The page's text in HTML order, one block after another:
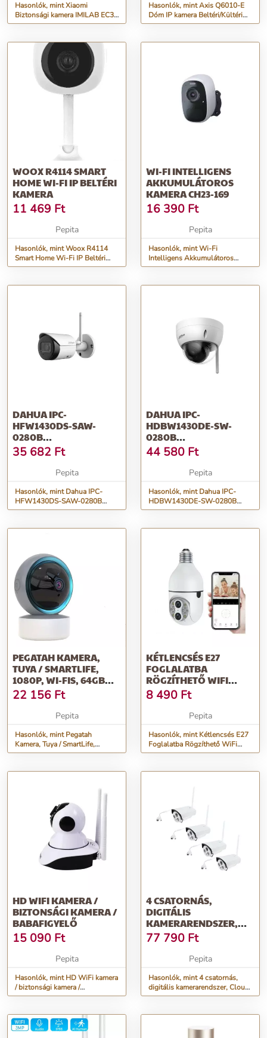
Hasonlók, mint Xiaomi
Biztonsági kamera IMILAB EC3
PRO OUTDOOR CAMERA
Hasonlók, mint Axis Q6010-E
Dóm IP kamera Beltéri/Kültéri
2592 x 1944 px Plafon
WOOX R4114 SMART
HOME WI-FI IP BELTÉRI
KAMERA
11 469 Ft
Pepita
Hasonlók, mint Woox R4114
Smart Home Wi-Fi IP Beltéri
kamera
WI-FI INTELLIGENS
AKKUMULÁTOROS
KAMERA CH23-169
16 390 Ft
Pepita
Hasonlók, mint Wi-Fi
Intelligens Akkumulátoros
Kamera CH23-169
DAHUA IPC-
HFW1430DS-SAW-
0280B
/KÜLTÉRI/4MP/WIFI/2,8MM/IR30M/IP
WI...
35 682 Ft
Pepita
Hasonlók, mint Dahua IPC-
HFW1430DS-SAW-0280B
/kültéri/4MP/Wifi/2,8mm/IR30m/IP
DAHUA IPC-
HDBW1430DE-SW-
0280B
/KÜLTÉRI/4MP/WIFI/
WI...
44 580 Ft
Pepita
Hasonlók, mint Dahua IPC-
HDBW1430DE-SW-0280B
/kültéri/4MP/Wifi/2,8mm/IR30m/IP
PEGATAH KAMERA,
TUYA / SMARTLIFE,
1080P, WI-FIS, 64GB
MEMÓRIAKÁRTYÁVAL
22 156 Ft
Pepita
Hasonlók, mint Pegatah
Kamera, Tuya / SmartLife,
1080p, Wi-Fis, 64GB
KÉTLENCSÉS E27
FOGLALATBA
RÖGZÍTHETŐ WIFI
SMART IP BIZTONSÁGI
KAMERA
8 490 Ft
Pepita
Hasonlók, mint Kétlencsés E27
Foglalatba Rögzíthető WiFi
Smart IP Biztonsági Kamera
HD WIFI KAMERA /
BIZTONSÁGI KAMERA /
BABAFIGYELŐ
15 090 Ft
Pepita
Hasonlók, mint HD WiFi kamera
/ biztonsági kamera /
babafigyelő
4 CSATORNÁS,
DIGITÁLIS
KAMERARENDSZER,
CLOUD FUNKCIÓVAL
77 790 Ft
Pepita
Hasonlók, mint 4 csatornás,
digitális kamerarendszer, Cloud
funkcióval